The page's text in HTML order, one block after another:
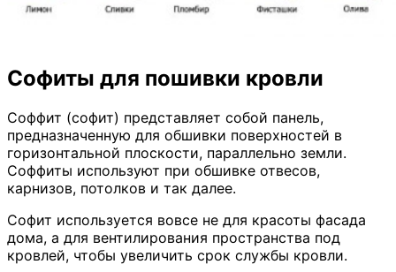
Софиты для пошивки кровли
Соффит (софит) представляет собой панель,
предназначенную для обшивки поверхностей в
горизонтальной плоскости, параллельно земли.
Соффиты используют при обшивке отвесов,
карнизов, потолков и так далее.
Софит используется вовсе не для красоты фасада
дома, а для вентилирования пространства под
кровлей, чтобы увеличить срок службы кровли.